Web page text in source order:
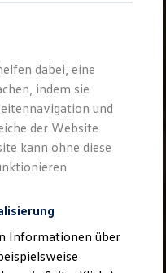
Gebrauchtwagen
Leasing
dabei, eine
indem sie
und
der Website
kann ohne diese
Informationen über